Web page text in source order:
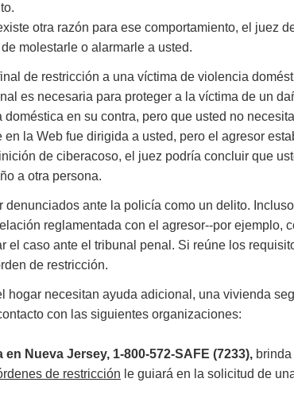
otra razón para ese comportamiento, el juez
molestarle o alarmarle a usted.
de restricción a una víctima de violencia
es necesaria para proteger a la víctima de un
en su contra, pero que usted no
la Web fue dirigida a usted, pero el agresor
de ciberacoso, el juez podría concluir que
a otra persona.
ante la policía como un delito.
reglamentada con el agresor--por
el caso ante el tribunal penal. Si reúne los
de restricción.
hogar necesitan ayuda adicional, una vivienda
con las siguientes organizaciones:
Nueva Jersey, 1-800-572-SAFE (7233),
de restricción​ le guiará en la solicitud de